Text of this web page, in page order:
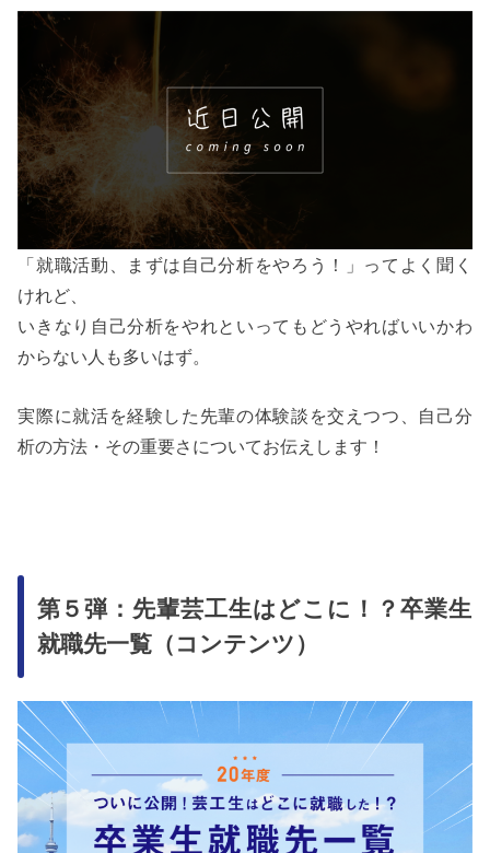
「就職活動、まずは自己分析をやろう！」ってよく聞く
けれど、
いきなり自己分析をやれといってもどうやればいいかわ
からない人も多いはず。
実際に就活を経験した先輩の体験談を交えつつ、自己分
析の方法・その重要さについてお伝えします！
第５弾：先輩芸工生はどこに！？卒業生
就職先一覧（コンテンツ）